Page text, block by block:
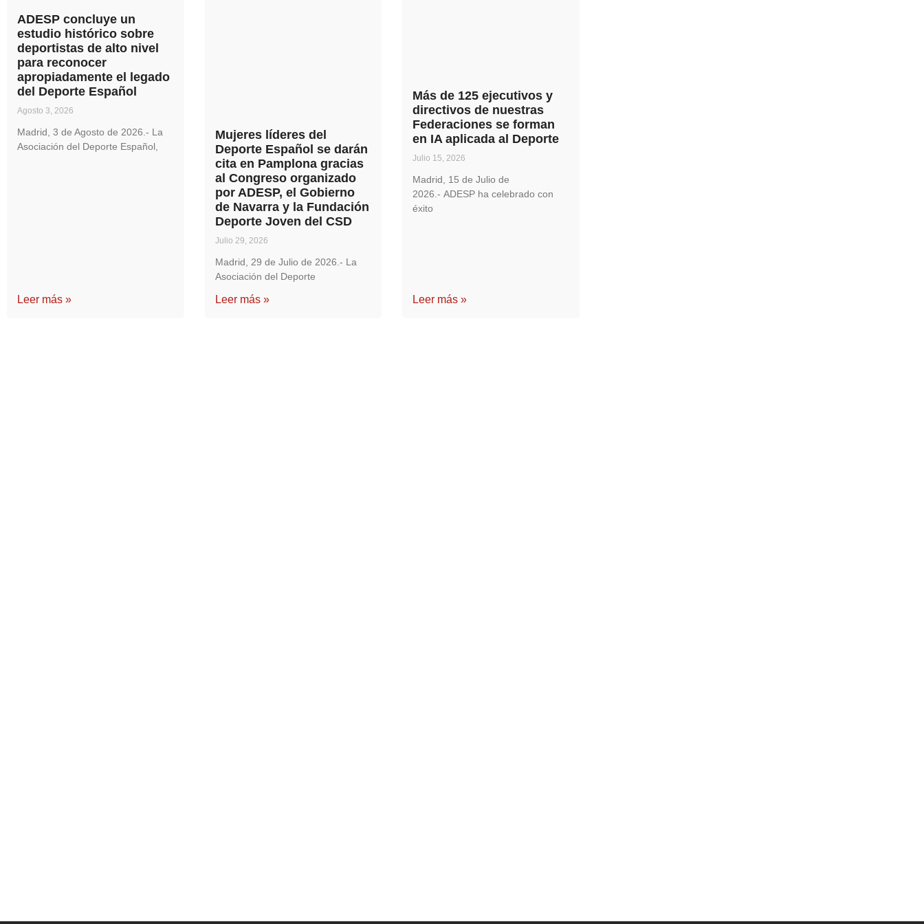
ADESP concluye un
estudio histórico sobre
deportistas de alto nivel
para reconocer
apropiadamente el legado
del Deporte Español
Agosto 3, 2026
Madrid, 3 de Agosto de 2026.- La
Asociación del Deporte Español,
Leer más »
Mujeres líderes del
Deporte Español se darán
cita en Pamplona gracias
al Congreso organizado
por ADESP, el Gobierno
de Navarra y la Fundación
Deporte Joven del CSD
Julio 29, 2026
Madrid, 29 de Julio de 2026.- La
Asociación del Deporte
Leer más »
Más de 125 ejecutivos y
directivos de nuestras
Federaciones se forman
en IA aplicada al Deporte
Julio 15, 2026
Madrid, 15 de Julio de
2026.- ADESP ha celebrado con
éxito
Leer más »